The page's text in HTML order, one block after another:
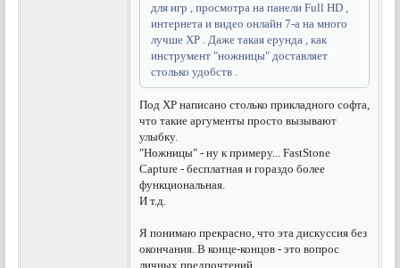
для игр , просмотра на панели Full HD ,
интернета и видео онлайн 7-а на много
лучше ХР . Даже такая ерунда , как
инструмент "ножницы" доставляет
столько удобств .
Под ХР написано столько прикладного софта,
что такие аргументы просто вызывают
улыбку.
"Ножницы" - ну к примеру... FastStone
Capture - бесплатная и гораздо более
функциональная.
И т.д.
Я понимаю прекрасно, что эта дискуссия без
окончания. В конце-концов - это вопрос
личных предпочтений.